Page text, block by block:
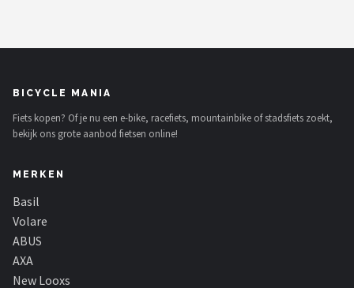
BICYCLE MANIA
Fiets kopen? Of je nu een e-bike, racefiets, mountainbike of stadsfiets zoekt,
bekijk ons grote aanbod fietsen online!
MERKEN
Basil
Volare
ABUS
AXA
New Looxs